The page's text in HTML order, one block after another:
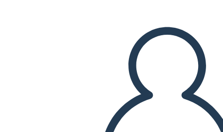
PREDVAJANJE DIAPROJEKCIJE
PREBERI MI